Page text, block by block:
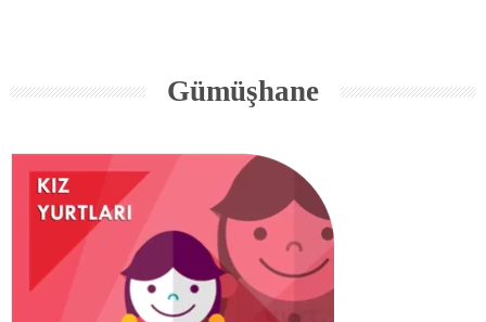
Gümüşhane